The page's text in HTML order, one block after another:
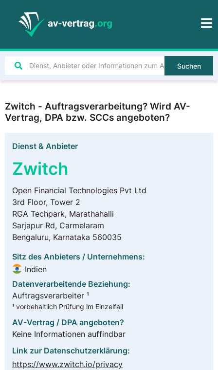
Suchen
Zwitch - Auftragsverarbeitung? Wird AV-
Vertrag, DPA bzw. SCCs angeboten?
Dienst & Anbieter
Zwitch
Open Financial Technologies Pvt Ltd
3rd Floor, Tower 2
RGA Techpark, Marathahalli
Sarjapur Rd, Carmelaram
Bengaluru, Karnataka 560035
Sitz des Anbieters / Unternehmens:
Indien
Datenverarbeitende Beziehung:
Auftragsverarbeiter ¹
¹ vorbehaltlich Prüfung im Einzelfall
AV-Vertrag / DPA angeboten?
Keine Informationen auffindbar
Link zur Datenschutzerklärung:
https://www.zwitch.io/privacy